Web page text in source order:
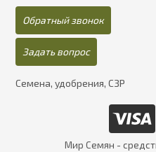
Обратный звонок
Задать вопрос
Семена, удобрения, СЗР
Мир Семян -